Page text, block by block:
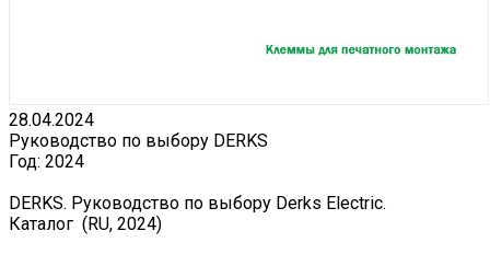
28.04.2024
Руководство по выбору DERKS
Год: 2024
DERKS. Руководство по выбору Derks Electric.
Каталог (RU, 2024)